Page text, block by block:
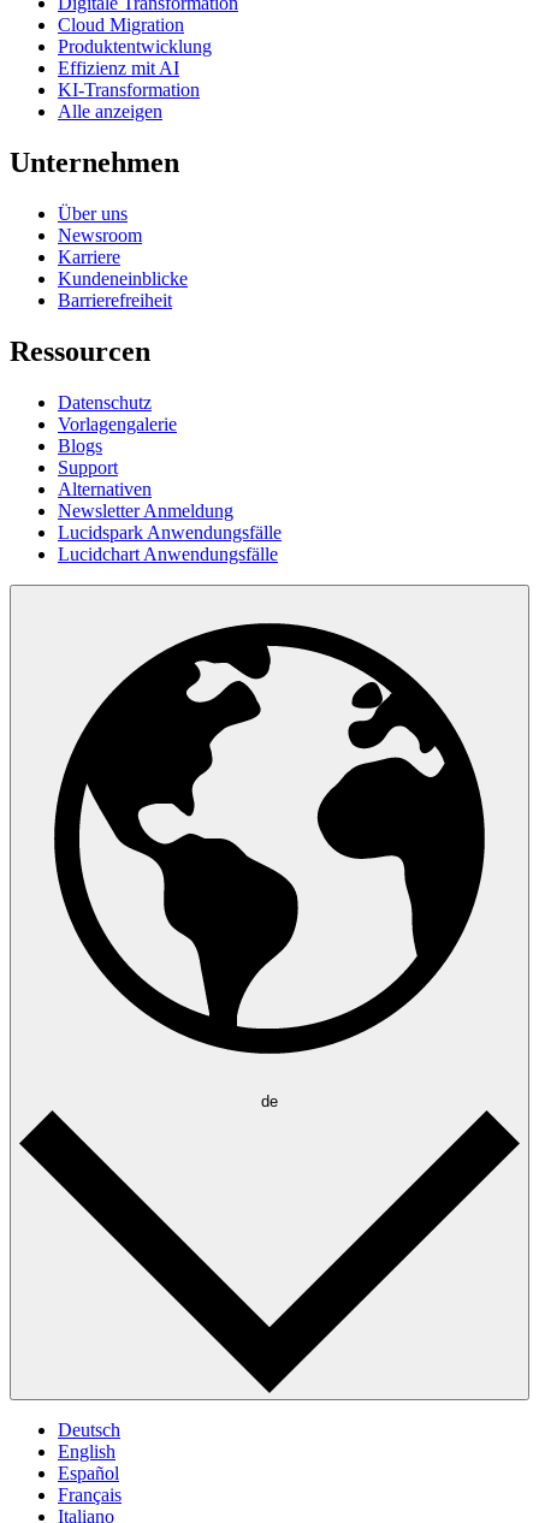
Cloud Migration
Produktentwicklung
Effizienz mit AI
KI-Transformation
Alle anzeigen
Unternehmen
Über uns
Newsroom
Karriere
Kundeneinblicke
Barrierefreiheit
Ressourcen
Datenschutz
Vorlagengalerie
Blogs
Support
Alternativen
Newsletter Anmeldung
Lucidspark Anwendungsfälle
Lucidchart Anwendungsfälle
de
Deutsch
English
Español
Français
Italiano